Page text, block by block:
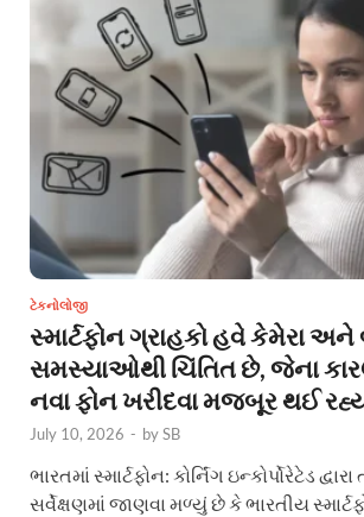
ટેકનોલોજી
સ્માર્ટફોન ગ્રાહકો હવે કેમેરા અને
સમસ્યાઓથી ચિંતિત છે, જેના
નવા ફોન ખરીદવા મજબૂર થઈ
July 10, 2026 - bySB
ભારતમાં સ્માર્ટફોન: કોર્નિંગ ઇન્કોર્પોરેટેડ
સર્વેક્ષણમાં જાણવા મળ્યું છે કે ભારતીય